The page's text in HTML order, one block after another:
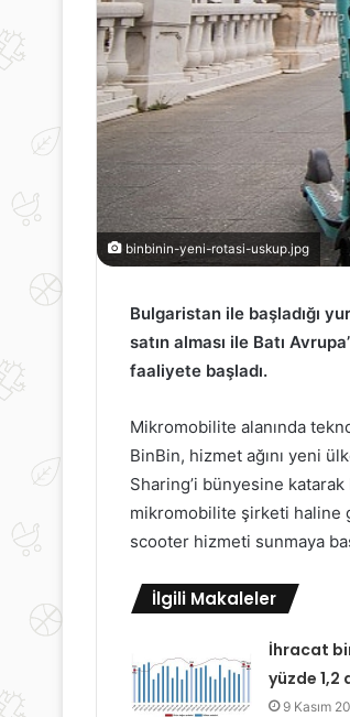
binbinin-yeni-rotasi-uskup.jpg
Bulgaristan ile başladığı
satın alması ile Batı
faaliyete başladı.
Mikromobilite alanında
BinBin, hizmet ağını yeni
Sharing’i bünyesine
mikromobilite şirketi haline
scooter hizmeti sunmaya
İlgili Makaleler
İhracat
yüzde 1,2
9 Kasım